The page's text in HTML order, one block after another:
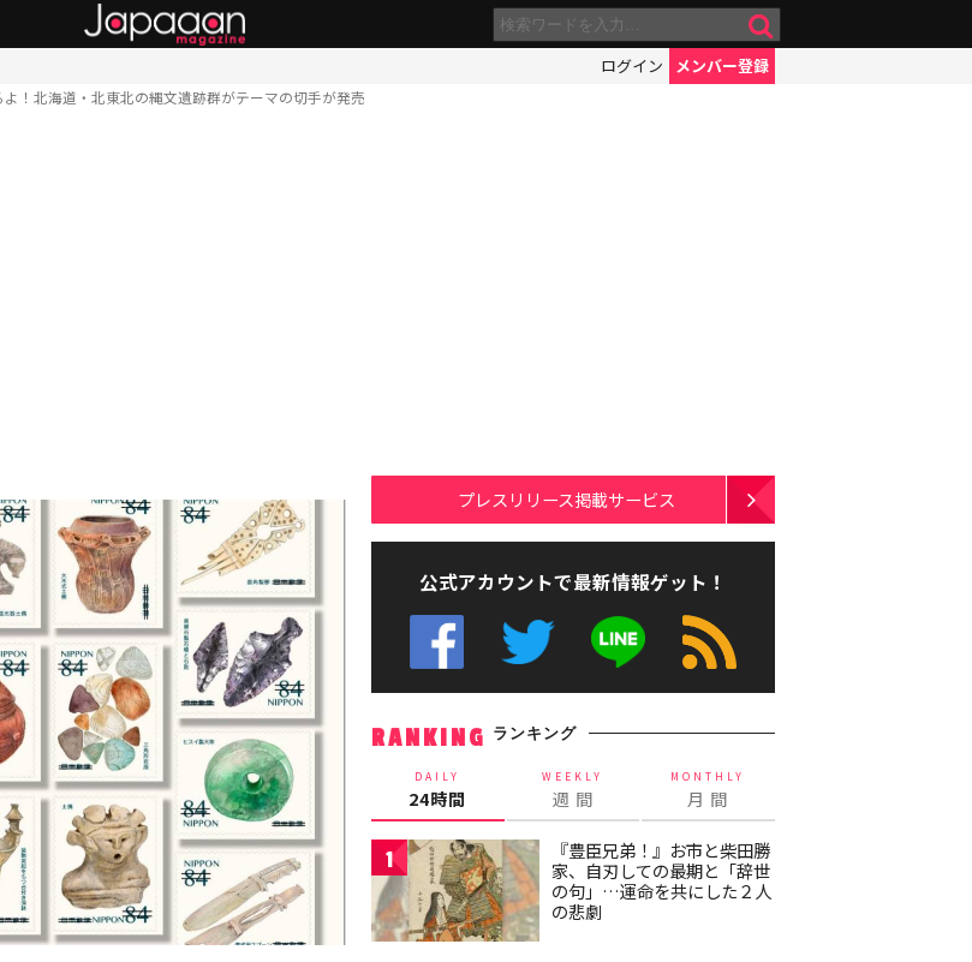
ログイン メンバー登録
！北海道・北東北の縄文遺跡群がテーマの切手が発売
プレスリリース掲載サービス
公式アカウントで最新情報ゲット！
RANKING ランキング
DAILY
24時間
WEEKLY
週 間
MONTHLY
月 間
1
『豊臣兄弟！』お市と柴田勝
家、自刃しての最期と「辞世
の句」…運命を共にした２人
の悲劇